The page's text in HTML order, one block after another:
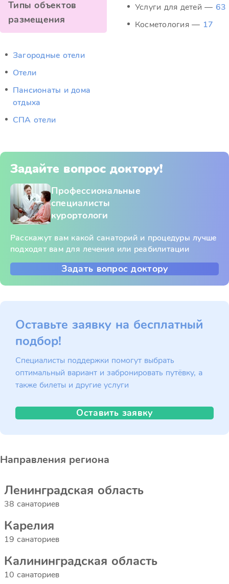
Типы объектов
размещения
Загородные отели
Отели
Пансионаты и дома
отдыха
СПА отели
Услуги для детей — 63
Косметология — 17
Задайте вопрос доктору!
Профессиональные
специалисты
курортологи
Расскажут вам какой санаторий и процедуры лучше
подходят вам для лечения или реабилитации
Задать вопрос доктору
Оставьте заявку на бесплатный
подбор!
Специалисты поддержки помогут выбрать
оптимальный вариант и забронировать путёвку, а
также билеты и другие услуги
Оставить заявку
Направления региона
Ленинградская область
38 санаториев
Карелия
19 санаториев
Калининградская область
10 санаториев